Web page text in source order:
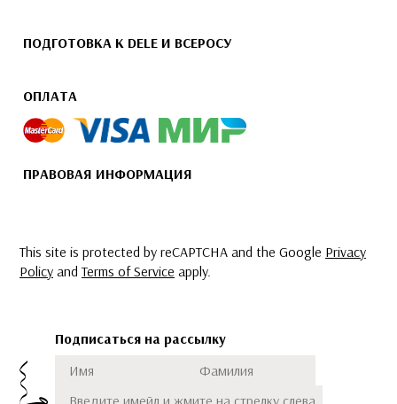
ПОДГОТОВКА К DELE И ВСЕРОСУ
ОПЛАТА
ПРАВОВАЯ ИНФОРМАЦИЯ
This site is protected by reCAPTCHA and the Google Privacy
Policy andTerms of Service apply.
Подписаться на рассылку
Имя
Фамилия
Подписаться